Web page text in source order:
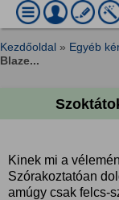
Kezdőoldal » Egyéb
Blaze...
Kinek mi a
Szórakoztatóan
amúgy csak felcs-